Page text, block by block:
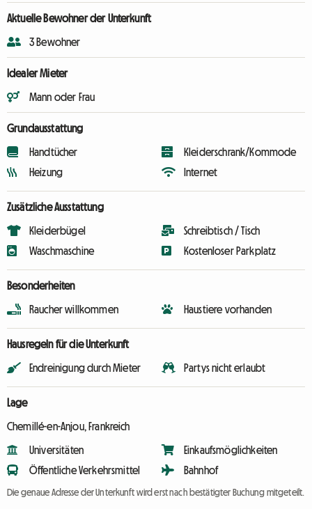
Aktuelle Bewohner der Unterkunft
3 Bewohner
Idealer Mieter
Mann oder Frau
Grundausstattung
Handtücher
Heizung
Kleiderschrank/Kommode
Internet
Zusätzliche Ausstattung
Kleiderbügel
Waschmaschine
Schreibtisch / Tisch
Kostenloser Parkplatz
Besonderheiten
Raucher willkommen Haustiere vorhanden
Hausregeln für die Unterkunft
Endreinigung durch Mieter Partys nicht erlaubt
Lage
Chemillé-en-Anjou, Frankreich
Universitäten
Öffentliche Verkehrsmittel
Einkaufsmöglichkeiten
Bahnhof
Die genaue Adresse der Unterkunft wird erst nach bestätigter Buchung mitgeteilt.